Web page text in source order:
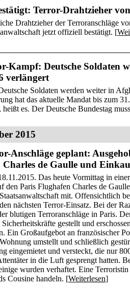
Terror-Drahtzieher
Drahtzieher der Terroranschläge
jetzt offiziell bestätigt. [
Kampf: Deutsche Soldaten
verlängert
Soldaten werden weiter in
hat das aktuelle Mandat bis zum
heißt es. Der Deutsche Bundestag
2015
Anschläge geplant:
Charles de Gaulle und
Das heute Vormittag in
den Paris Flughafen Charles de
mit. Offensichtlich
nächsten Terror-Einsatz. Bei der
blutigen Terroranschläge in Paris.
Sicherheitskräfte gestellt und
Ein Großaufgebot an französischer
umstellt und schließlich
eingemietet und versteckt, die nur
in die Luft gesprengt hatten.
wurden verhaftet. Eine
Cousine handeln. [Weiterlesen]